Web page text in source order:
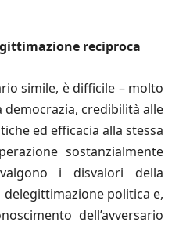
reciproca
simile, è difficile – molto
credibilità alle
ed efficacia alla stessa
sostanzialmente
i disvalori della
politica e,
dell’avversario